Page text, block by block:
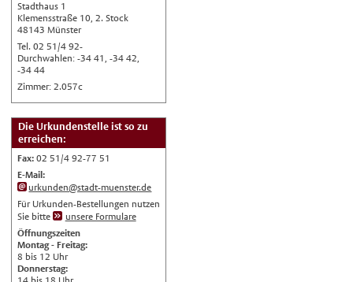
Українська
Türkçe
اللغة العربية
Français
Español
Polski
Русский
中文
Automatische Übersetzung, ohne
Gewähr auf Richtigkeit.
Stadthaus 1
Klemensstraße 10, 2. Stock
48143 Münster
Tel. 02 51/4 92-
Durchwahlen: -34 41, -34 42,
-34 44
Zimmer: 2.057c
Die Urkundenstelle ist so zu
erreichen:
Fax: 02 51/4 92-77 51
E-Mail:
urkunden@stadt-muenster.de
Für Urkunden-Bestellungen nutzen
Sie bitte
unsere Formulare
Öffnungszeiten
Montag - Freitag:
8 bis 12 Uhr
Donnerstag: